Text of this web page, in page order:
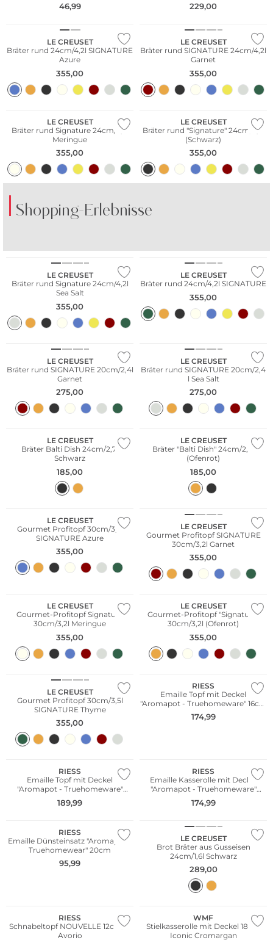
46,99 229,00
LE CREUSET
Bräter rund 24cm/4,2l SIGNATURE
Azure
355,00
LE CREUSET
Bräter rund SIGNATURE 24cm/4,2l
Garnet
355,00
LE CREUSET
Bräter rund Signature 24cm/4,2l
Meringue
355,00
LE CREUSET
Bräter rund "Signature" 24cm/4,2l
(Schwarz)
355,00
Shopping-Erlebnisse
LE CREUSET
Bräter rund Signature 24cm/4,2l
Sea Salt
355,00
LE CREUSET
Bräter rund 24cm/4,2l SIGNATURE
355,00
LE CREUSET
Bräter rund SIGNATURE 20cm/2,4l
Garnet
275,00
LE CREUSET
Bräter rund SIGNATURE 20cm/2,4
l Sea Salt
275,00
LE CREUSET
Bräter Balti Dish 24cm/2,7l
Schwarz
185,00
LE CREUSET
Bräter "Balti Dish" 24cm/2,7l
(Ofenrot)
185,00
LE CREUSET
Gourmet Profitopf 30cm/3,5l
SIGNATURE Azure
355,00
LE CREUSET
Gourmet Profitopf SIGNATURE
30cm/3,2l Garnet
355,00
LE CREUSET
Gourmet-Profitopf Signature
30cm/3,2l Meringue
355,00
LE CREUSET
Gourmet-Profitopf "Signature"
30cm/3,2l (Ofenrot)
355,00
LE CREUSET
Gourmet Profitopf 30cm/3,5l
SIGNATURE Thyme
355,00
WE ♡ AUSTRIA
Nachhaltig
RIESS
Emaille Topf mit Deckel
"Aromapot - Truehomeware" 16cm
0,75l
174,99
WE ♡ AUSTRIA
Nachhaltig
RIESS
Emaille Topf mit Deckel
"Aromapot - Truehomeware"
20cm 1,75l
189,99
RIESS
Emaille Kasserolle mit Deckel
"Aromapot - Truehomeware"
20cm 1,2l
174,99
WE ♡ AUSTRIA
RIESS
Emaille Dünsteinsatz "Aromapot -
Truehomewear" 20cm
95,99
LE CREUSET
Brot Bräter aus Gusseisen
24cm/1,6l Schwarz
289,00
RIESS
Schnabeltopf NOUVELLE 12cm/1L
Avorio
WMF
Stielkasserolle mit Deckel 18cm
Iconic Cromargan